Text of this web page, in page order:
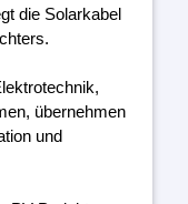
die Solarkabel
übernehmen
und